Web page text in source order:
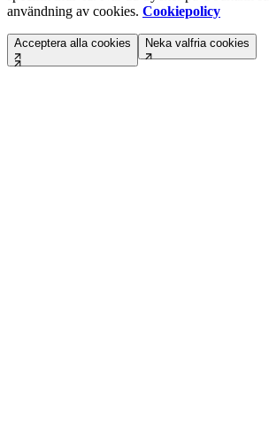
användning av cookies. Cookiepolicy
Acceptera alla cookies Neka valfria cookies